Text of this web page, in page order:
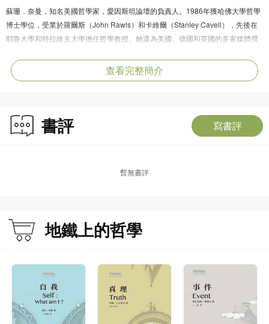
蘇珊．奈曼，知名美國哲學家，愛因斯坦論壇的負責人。1986年獲哈佛大學哲學
博士學位，受業於羅爾斯（John Rawls）和卡維爾（Stanley Cavell），先後在
耶魯大學和特拉維夫大學擔任哲學教授。她還為美國、德國和英國的多家媒體撰
2014年獲得斯賓諾莎獎，其著作曾被翻譯成多種文字，包括Slow Fire: Jewish
Grown-up Idealists。
查看完整簡介
書評 寫書評
暫無書評
地鐵上的哲學